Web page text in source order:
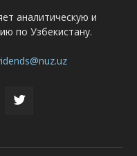
аналитическую и
по Узбекистану.